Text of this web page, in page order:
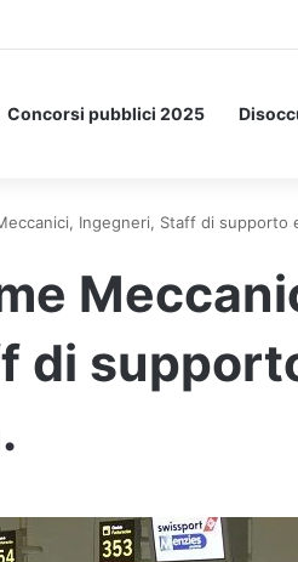
Stare a Letto: ecco l’esperimento
Concorsi pubblici 2025
Ingegneri, Staff di supporto
di